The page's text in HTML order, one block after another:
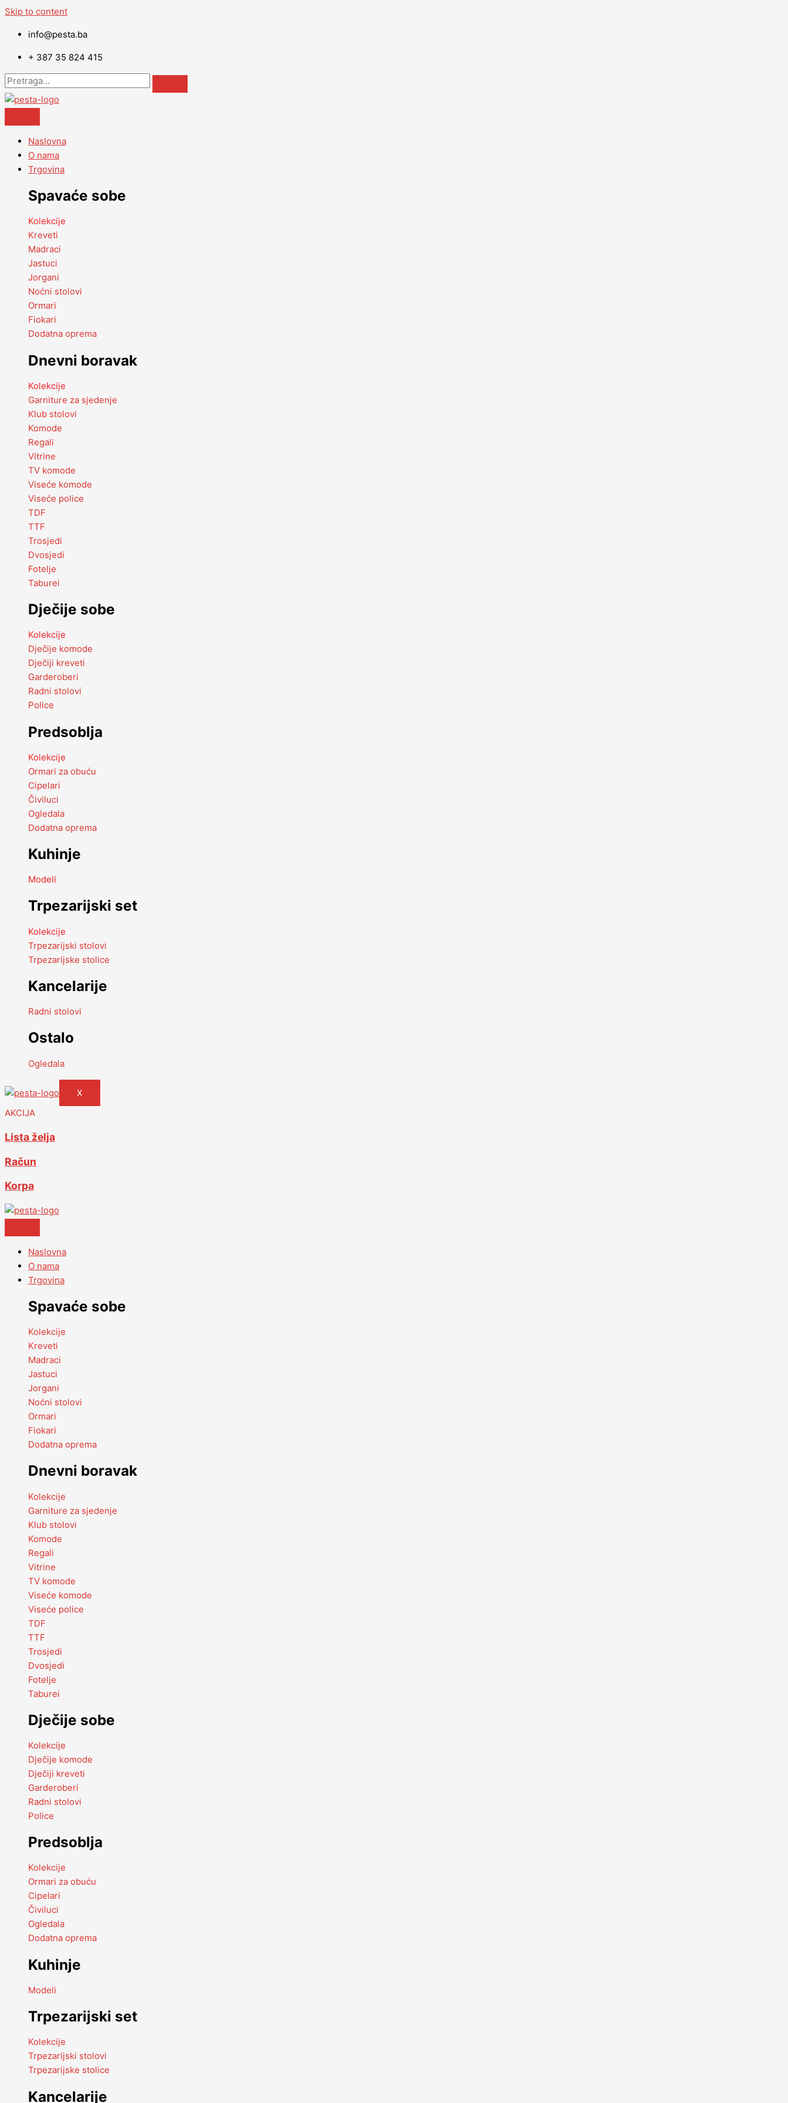
Skip to content
info@pesta.ba
+ 387 35 824 415
Naslovna
O nama
Trgovina
Spavaće sobe
Kolekcije
Kreveti
Madraci
Jastuci
Jorgani
Noćni stolovi
Ormari
Fiokari
Dodatna oprema
Dnevni boravak
Kolekcije
Garniture za sjedenje
Klub stolovi
Komode
Regali
Vitrine
TV komode
Viseće komode
Viseće police
TDF
TTF
Trosjedi
Dvosjedi
Fotelje
Taburei
Dječije sobe
Kolekcije
Dječije komode
Dječiji kreveti
Garderoberi
Radni stolovi
Police
Predsoblja
Kolekcije
Ormari za obuću
Cipelari
Čiviluci
Ogledala
Dodatna oprema
Kuhinje
Modeli
Trpezarijski set
Kolekcije
Trpezarijski stolovi
Trpezarijske stolice
Kancelarije
Radni stolovi
Ostalo
Ogledala
X
AKCIJA
Lista želja
Račun
Korpa
Naslovna
O nama
Trgovina
Spavaće sobe
Kolekcije
Kreveti
Madraci
Jastuci
Jorgani
Noćni stolovi
Ormari
Fiokari
Dodatna oprema
Dnevni boravak
Kolekcije
Garniture za sjedenje
Klub stolovi
Komode
Regali
Vitrine
TV komode
Viseće komode
Viseće police
TDF
TTF
Trosjedi
Dvosjedi
Fotelje
Taburei
Dječije sobe
Kolekcije
Dječije komode
Dječiji kreveti
Garderoberi
Radni stolovi
Police
Predsoblja
Kolekcije
Ormari za obuću
Cipelari
Čiviluci
Ogledala
Dodatna oprema
Kuhinje
Modeli
Trpezarijski set
Kolekcije
Trpezarijski stolovi
Trpezarijske stolice
Kancelarije